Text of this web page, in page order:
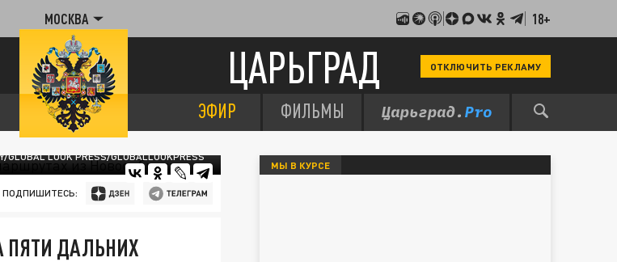
МОСКВА 18+
ЦАРЬГРАД ОТКЛЮЧИТЬ РЕКЛАМУ
ЭФИР ФИЛЬМЫ
GLOBAL LOOK PRESS/GLOBALLOOKPRESS
ПОДПИШИТЕСЬ:
ПЯТИ ДАЛЬНИХ
МЫ В КУРСЕ